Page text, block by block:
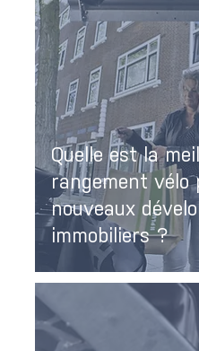
Quelle est la
rangement vélo
nouveaux
immobiliers ?